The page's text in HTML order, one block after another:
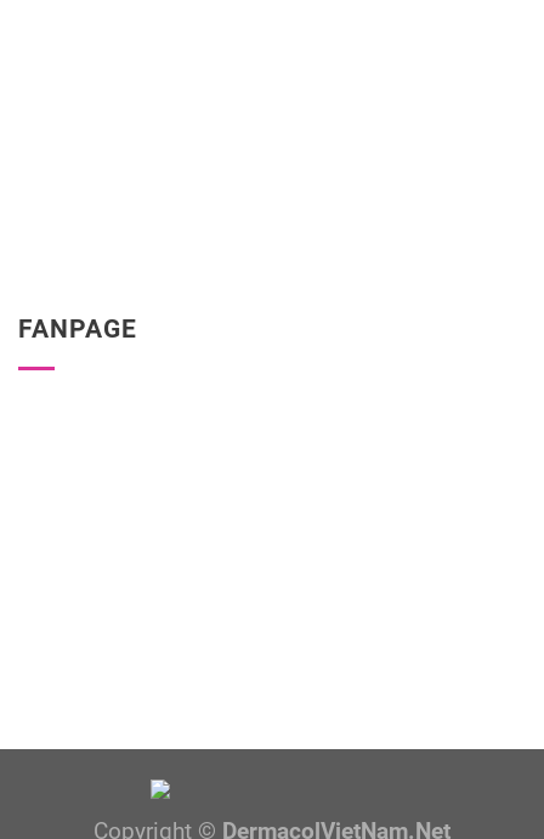
FANPAGE
Copyright © DermacolVietNam.Net